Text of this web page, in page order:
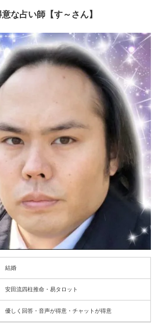
な占い師【す～さん】
結婚
安田流四柱推命・易タロット
優しく回答・音声が得意・チャットが得意